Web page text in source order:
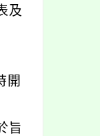
及
開
旨